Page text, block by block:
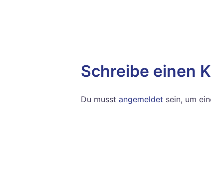
Schreibe einen
Du musst angemeldet sein, um